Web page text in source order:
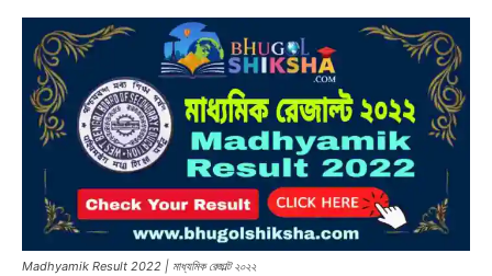
Madhyamik Result 2022 | মাধ্যমিক রেজাল্ট ২০২২